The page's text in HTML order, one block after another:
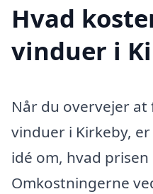
Hvad
vinduer i
Når du overvejer
vinduer i Kirkeby,
idé om, hvad
Omkostningerne